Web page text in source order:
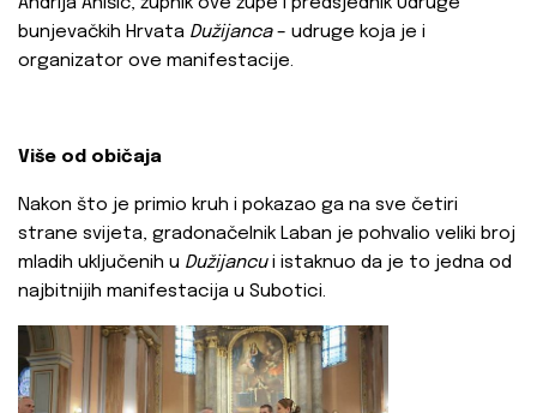
Andrija Anišić, župnik ove župe i predsjednik Udruge
bunjevačkih Hrvata Dužijanca– udruge koja je i
organizator ove manifestacije.
Više od običaja
Nakon što je primio kruh i pokazao ga na sve četiri
strane svijeta, gradonačelnik Laban je pohvalio veliki broj
mladih uključenih u Dužijancui istaknuo da je to jedna od
najbitnijih manifestacija u Subotici.